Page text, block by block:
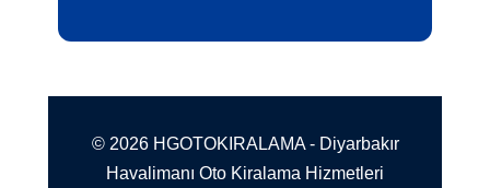
© 2026 HGOTOKIRALAMA - Diyarbakır
Havalimanı Oto Kiralama Hizmetleri